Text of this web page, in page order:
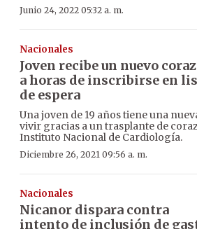
Junio 24, 2022 05:32 a. m.
Nacionales
Joven recibe un nuevo
a horas de inscribirse en
de espera
Una joven de 19 años tiene una
vivir gracias a un trasplante de
Instituto Nacional de Cardiología.
Diciembre 26, 2021 09:56 a. m.
Nacionales
Nicanor dispara contra
intento de inclusión de